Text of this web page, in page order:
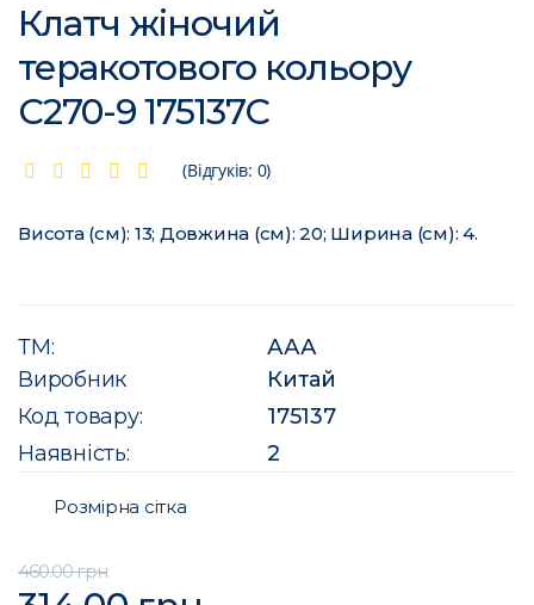
Клатч жіночий
теракотового кольору
С270-9 175137C
(Відгуків: 0)
Висота (см): 13; Довжина (см): 20; Ширина (см): 4.
ТМ:
ААА
Виробник
Китай
Код товару:
175137
Наявність:
2
Розмірна сітка
460.00 грн